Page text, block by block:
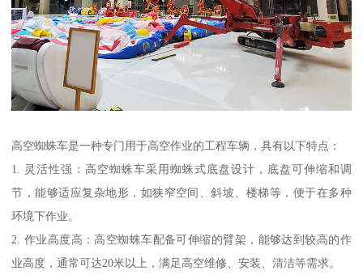
高空蜘蛛车是一种专门用于高空作业的工程车辆，具有以下特点：
1. 灵活性强：高空蜘蛛车采用蜘蛛式底盘设计，底盘可伸缩和调
节，能够适应复杂地形，如狭窄空间、斜坡、楼梯等，便于在多种
环境下作业。
2. 作业高度高：高空蜘蛛车配备可伸缩的臂架，能够达到较高的作
业高度，通常可达20米以上，满足高空维修、安装、清洁等需求。